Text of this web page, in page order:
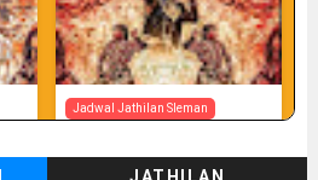
Jadwal Jathilan Sleman